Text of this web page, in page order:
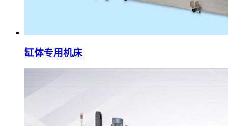
缸体专用机床